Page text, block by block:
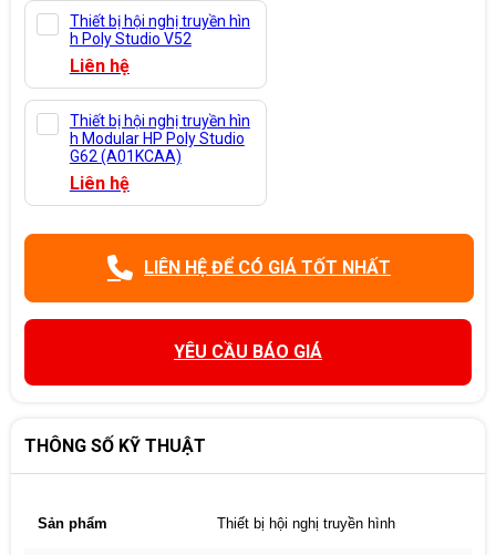
Thiết bị hội nghị truyền hìn
h Poly Studio V52
Liên hệ
Thiết bị hội nghị truyền hìn
h Modular HP Poly Studio
G62 (A01KCAA)
Liên hệ
LIÊN HỆ ĐỂ CÓ GIÁ TỐT NHẤT
YÊU CẦU BÁO GIÁ
THÔNG SỐ KỸ THUẬT
Sản phẩm Thiết bị hội nghị truyền hình